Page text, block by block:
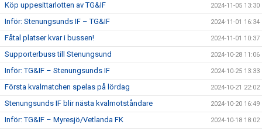
Köp uppesittarlotten av TG&IF 2024-11-05 13:30
Inför: Stenungsunds IF – TG&IF 2024-11-01 16:34
Fåtal platser kvar i bussen! 2024-11-01 10:37
Supporterbuss till Stenungsund 2024-10-28 11:06
Inför: TG&IF – Stenungsunds IF 2024-10-25 13:33
Första kvalmatchen spelas på lördag 2024-10-21 22:02
Stenungsunds IF blir nästa kvalmotståndare 2024-10-20 16:49
Inför: TG&IF – Myresjö/Vetlanda FK 2024-10-18 18:02